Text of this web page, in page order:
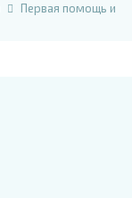
Первая помощь и